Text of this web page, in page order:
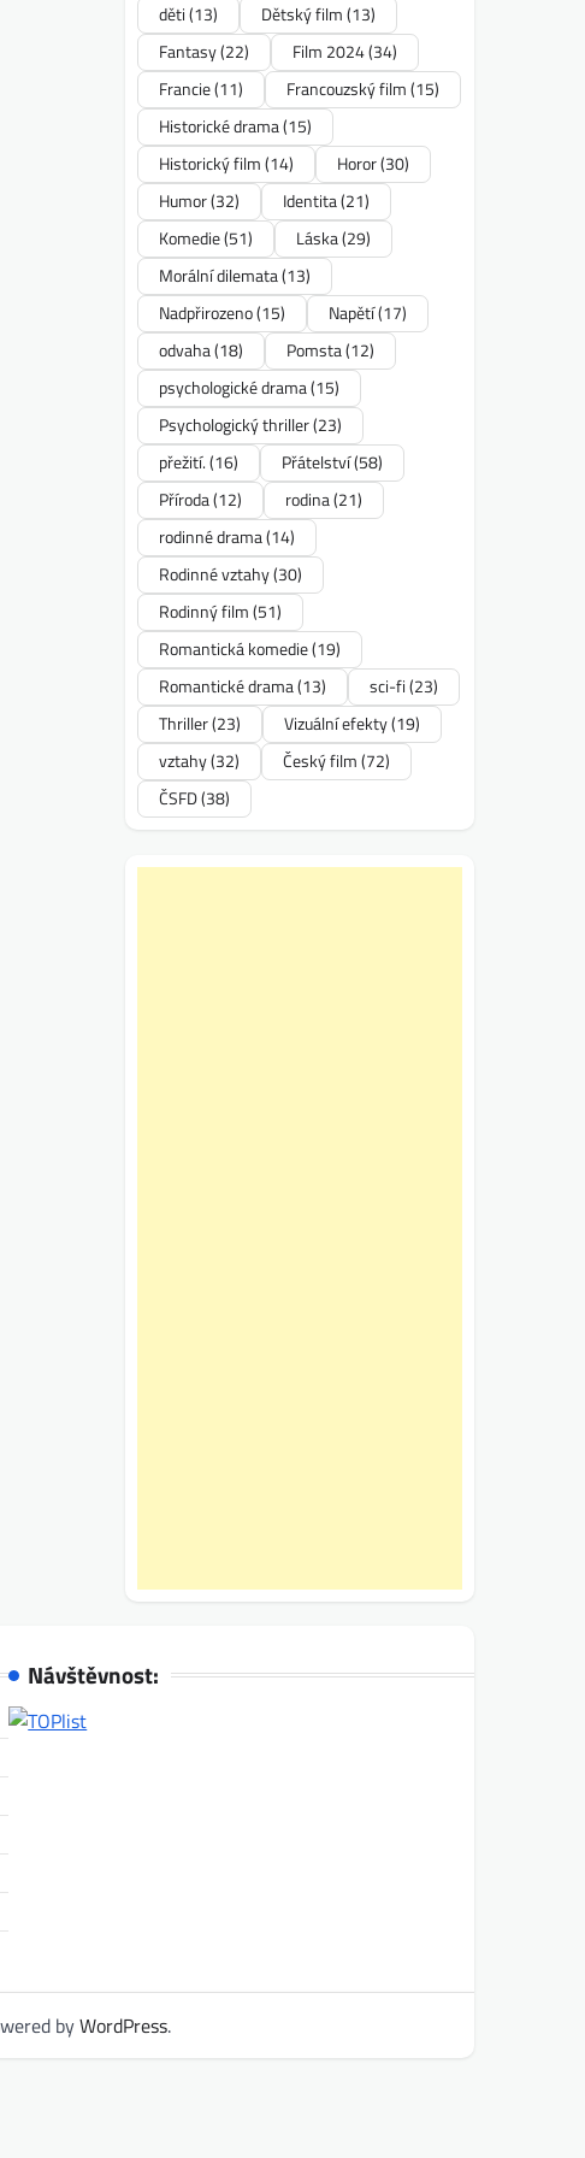
děti(13) Dětský film(13)
Fantasy(22) Film 2024(34)
Francie(11) Francouzský film(15)
Historické drama(15)
Historický film(14) Horor(30)
Humor(32) Identita(21)
Komedie(51) Láska(29)
Morální dilemata(13)
Nadpřirozeno(15) Napětí(17)
odvaha(18) Pomsta(12)
psychologické drama(15)
Psychologický thriller(23)
přežití.(16) Přátelství(58)
Příroda(12) rodina(21)
rodinné drama(14)
Rodinné vztahy(30)
Rodinný film(51)
Romantická komedie(19)
Romantické drama(13) sci-fi(23)
Thriller(23) Vizuální efekty(19)
vztahy(32) Český film(72)
ČSFD(38)
Návštěvnost:
byWordPress.